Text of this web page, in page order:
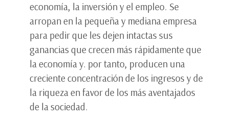
economía, la inversión y el empleo. Se
arropan en la pequeña y mediana empresa
para pedir que les dejen intactas sus
ganancias que crecen más rápidamente que
la economía y. por tanto, producen una
creciente concentración de los ingresos y de
la riqueza en favor de los más aventajados
de la sociedad.